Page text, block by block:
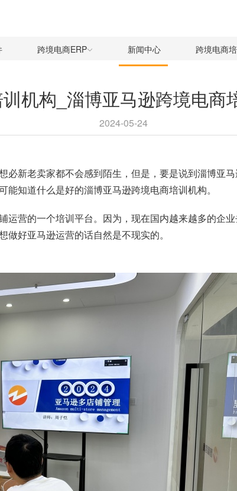
跨境电商ERP 新闻中心 跨境电商
机构_淄博亚马逊跨境电商
2024-05-24
必新老卖家都不会感到陌生，但是，要是说到淄博亚
知道什么是好的淄博亚马逊跨境电商培训机构。
运营的一个培训平台。因为，现在国内越来越多的企
好亚马逊运营的话自然是不现实的。